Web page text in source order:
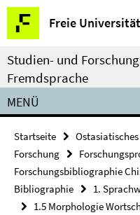
Springe
direkt
zu
Inhalt
Freie
Service-
Navigation
Studien- und
Fremdsprache
MENÜ
Startseite
Forschung
Forschungsbibliographie
Bibliographie
1.
1.5 Morphologie